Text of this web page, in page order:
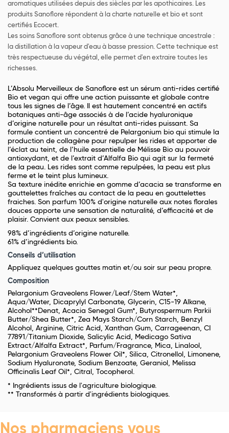
aromatiques utilisées depuis des siècles par les apothicaires. Les
produits Sanoflore répondent à la charte naturelle et bio et sont
certifiés Ecocert.
Les soins Sanoflore sont obtenus grâce à une technique ancestrale :
la distillation à la vapeur d'eau à basse pression. Cette technique est
très respectueuse du végétal, elle permet d'en extraire toutes les
richesses.
L’Absolu Merveilleux de Sanoflore est un sérum anti-rides certifié
Bio et vegan qui offre une action puissante et globale contre
tous les signes de l’âge. Il est hautement concentré en actifs
botaniques anti-âge associés à de l’acide hyaluronique
d’origine naturelle pour un résultat anti-rides puissant. Sa
formule contient un concentré de Pelargonium bio qui stimule la
production de collagène pour repulper les rides et apporter de
l’éclat au teint, de l’huile essentielle de Mélisse Bio au pouvoir
antioxydant, et de l’extrait d’Alfalfa Bio qui agit sur la fermeté
de la peau. Les rides sont comme repulpées, la peau est plus
ferme et le teint plus lumineux.
Sa texture inédite enrichie en gomme d’acacia se transforme en
gouttelettes fraîches au contact de la peau en gouttelettes
fraiches. Son parfum 100% d'origine naturelle aux notes florales
douces apporte une sensation de naturalité, d’efficacité et de
plaisir. Convient aux peaux sensibles.
98% d’ingrédients d’origine naturelle.
61% d’ingrédients bio.
Conseils d’utilisation
Appliquez quelques gouttes matin et/ou soir sur peau propre.
Composition
Pelargonium Graveolens Flower/Leaf/Stem Water*,
Aqua/Water, Dicaprylyl Carbonate, Glycerin, C15-19 Alkane,
Alcohol**Denat, Acacia Senegal Gum*, Butyrospermum Parkii
Butter/Shea Butter*, Zea Mays Starch/Corn Starch, Benzyl
Alcohol, Arginine, Citric Acid, Xanthan Gum, Carrageenan, CI
77891/Titanium Dioxide, Salicylic Acid, Medicago Sativa
Extract/Alfalfa Extract*, Parfum/Fragrance, Mica, Linalool,
Pelargonium Graveolens Flower Oil*, Silica, Citronellol, Limonene,
Sodium Hyaluronate, Sodium Benzoate, Geraniol, Melissa
Officinalis Leaf Oil*, Citral, Tocopherol.
* Ingrédients issus de l'agriculture biologique.
** Transformés à partir d'ingrédients biologiques.
Nos pharmaciens vous